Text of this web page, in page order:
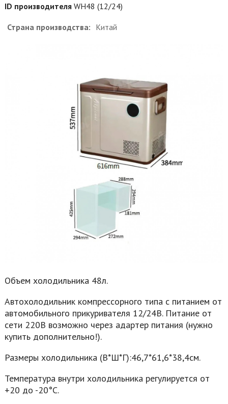
ID производителя WH48 (12/24)
Страна производства: Китай
Объем холодильника 48л.
Автохолодильник компрессорного типа с питанием от
автомобильного прикуривателя 12/24В. Питание от
сети 220В возможно через адартер питания (нужно
купить дополнительно!).
Размеры холодильника (В*Ш*Г):46,7*61,6*38,4см.
Температура внутри холодильника регулируется от
+20 до -20°C.